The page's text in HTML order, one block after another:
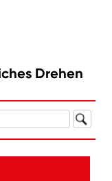
Drehen